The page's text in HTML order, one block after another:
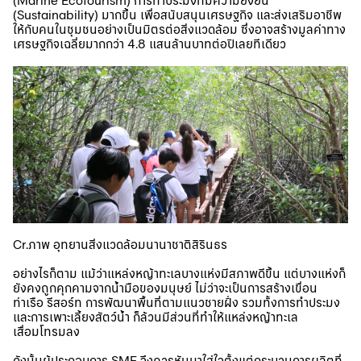
(Sustainability) มากขึ้น เพื่อสนับสนุนเศรษฐกิจ และส่งเสริมอาชีพ
ให้กับคนในชุมชนอย่างเป็นมิตรต่อสิ่งแวดล้อม ซึ่งอาจสร้างมูลค่าทาง
เศรษฐกิจเฉลี่ยมากกว่า 4.8 แสนล้านบาทต่อปีเลยทีเดียว
Cr.ภาพ อุทยานสิ่งแวดล้อมนานาชาติสิรินธร
อย่างไรก็ตาม แม้ว่าแหล่งหญ้าทะเลบางแห่งมีสภาพดีขึ้น แต่บางแห่งก็
ยังคงถูกคุกคามจากน้ำมือของมนุษย์ ไม่ว่าจะเป็นการสร้างเขื่อน
ท่าเรือ รีสอร์ท การพัฒนาพื้นที่ตามแนวชายฝั่ง รวมทั้งการทำประมง
และการเพาะเลี้ยงสัตว์น้ำ ก็ล้วนมีส่วนที่ทำให้แหล่งหญ้าทะเล
เสื่อมโทรมลง